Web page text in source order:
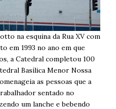
na esquina da Rua XV com
em 1993 no ano em que
a Catedral completou 100
Basílica Menor Nossa
as pessoas que a
sentado no
um lanche e bebendo